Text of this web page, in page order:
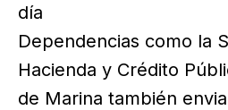
día
Dependencias como la
Hacienda y Crédito
de Marina también